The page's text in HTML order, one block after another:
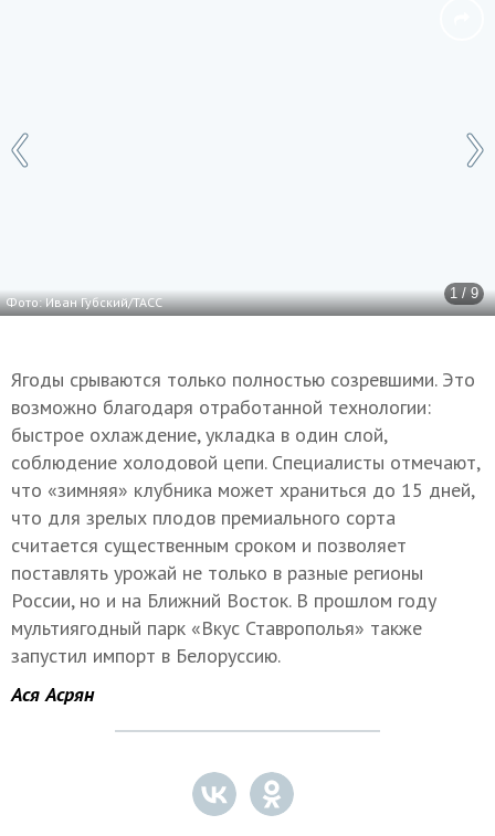
1 / 9
Фото: Иван Губский/ТАСС
Ягоды срываются только полностью созревшими. Это
возможно благодаря отработанной технологии:
быстрое охлаждение, укладка в один слой,
соблюдение холодовой цепи. Специалисты отмечают,
что «зимняя» клубника может храниться до 15 дней,
что для зрелых плодов премиального сорта
считается существенным сроком и позволяет
поставлять урожай не только в разные регионы
России, но и на Ближний Восток. В прошлом году
мультиягодный парк «Вкус Ставрополья» также
запустил импорт в Белоруссию.
Ася Асрян